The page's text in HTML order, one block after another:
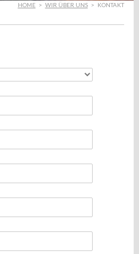
HOME > WIR ÜBER UNS > KONTAKT